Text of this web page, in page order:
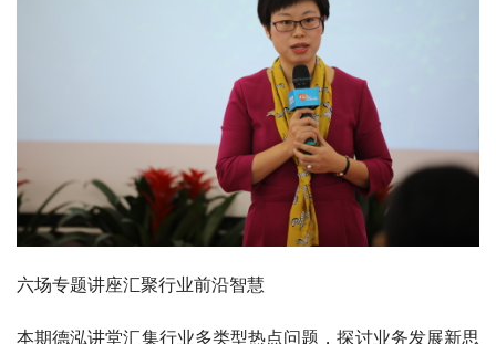
六场专题讲座汇聚行业前沿智慧
本期德泓讲堂汇集行业多类型热点问题，探讨业务发展新思